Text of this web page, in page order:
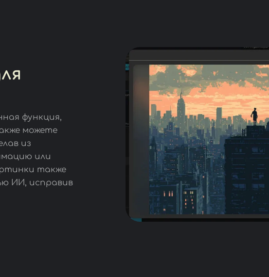
функция,
можете
из
или
также
ИИ, исправив